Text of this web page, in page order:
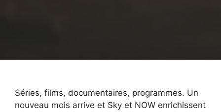
Séries, films, documentaires, programmes. Un
nouveau mois arrive et Sky et NOW enrichissent